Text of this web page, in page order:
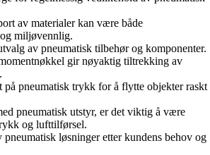
av materialer kan være både
miljøvennlig.
av pneumatisk tilbehør og komponenter.
gir nøyaktig tiltrekking av
på pneumatisk trykk for å flytte objekter raskt
pneumatisk utstyr, er det viktig å være
og lufttilførsel.
pneumatisk løsninger etter kundens behov og